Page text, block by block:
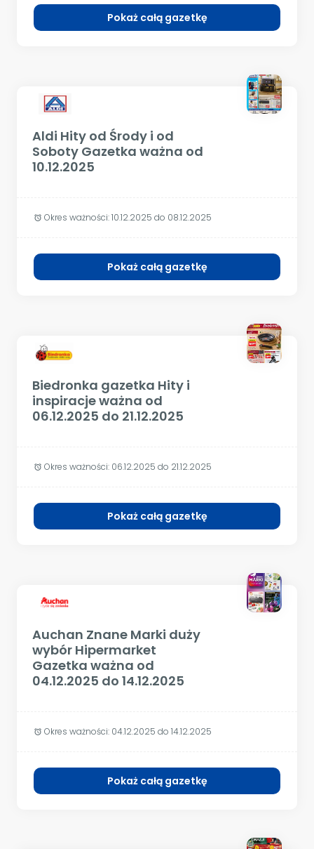
Pokaż całą gazetkę
Aldi Hity od Środy i od
Soboty Gazetka ważna od
10.12.2025
alarm Okres ważności:10.12.2025 do 08.12.2025
Pokaż całą gazetkę
Biedronka gazetka Hity i
inspiracje ważna od
06.12.2025 do 21.12.2025
alarm Okres ważności: 06.12.2025 do 21.12.2025
Pokaż całą gazetkę
Auchan Znane Marki duży
wybór Hipermarket
Gazetka ważna od
04.12.2025 do 14.12.2025
alarm Okres ważności: 04.12.2025 do 14.12.2025
Pokaż całą gazetkę